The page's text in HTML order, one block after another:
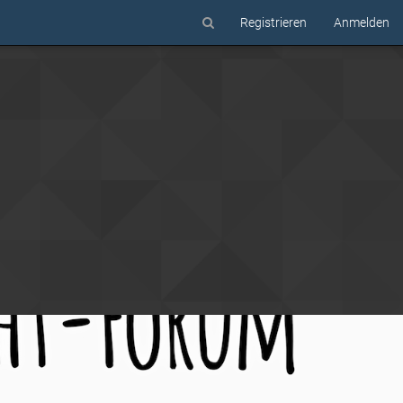
Registrieren Anmelden